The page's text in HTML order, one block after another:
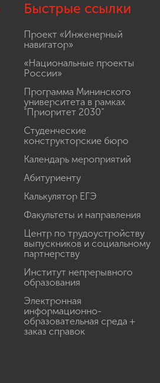
Быстрые ссылки
Проект «Инженерный
навигатор»
«Национальные проекты
России»
Программа Мининского
университета в рамках
"Приоритет 2030"
Студенческие
конструкторские бюро
Календарь мероприятий
Абитуриенту
Калькулятор ЕГЭ
Факультеты и направления
Центр по трудоустройству
выпускников и социальному
партнерству
Институт непрерывного
образования
Электронная
информационно-
образовательная среда +
заказ справок